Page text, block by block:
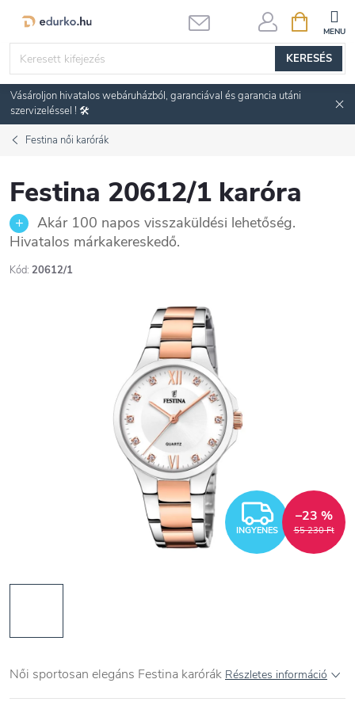
KERESÉS
KOSÁR
Vásároljon hivatalos webáruházból, garanciával és garancia utáni
szervizeléssel ! 🛠️
Festina női karórák
Festina 20612/1 karóra
Akár 100 napos visszaküldési lehetőség.
Hivatalos márkakereskedő.
Kód: 20612/1
INGYENES 55 230 Ft
–23 %
Női sportosan elegáns Festina karórák Részletes információ